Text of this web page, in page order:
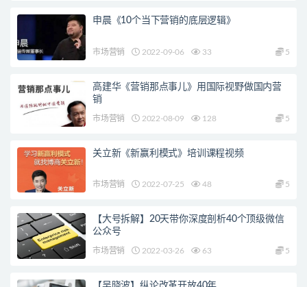
申晨《10个当下营销的底层逻辑》
市场营销 2022-09-06 33 5
高建华《营销那点事儿》用国际视野做国内营
销
市场营销 2022-08-09 128 5
关立新《新赢利模式》培训课程视频
市场营销 2022-07-25 48 5
【大号拆解】20天带你深度剖析40个顶级微信
公众号
市场营销 2022-03-26 63 5